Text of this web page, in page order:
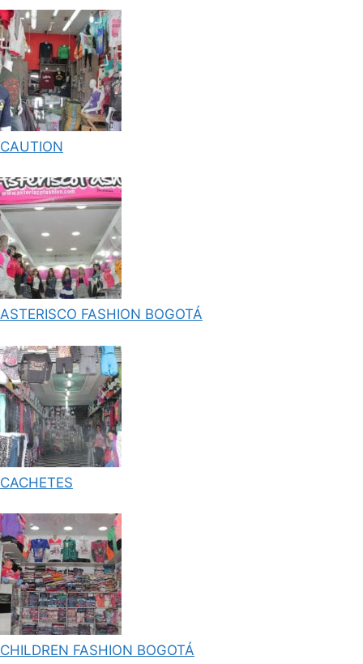
CAUTION
ASTERISCO FASHION BOGOTÁ
CACHETES
CHILDREN FASHION BOGOTÁ